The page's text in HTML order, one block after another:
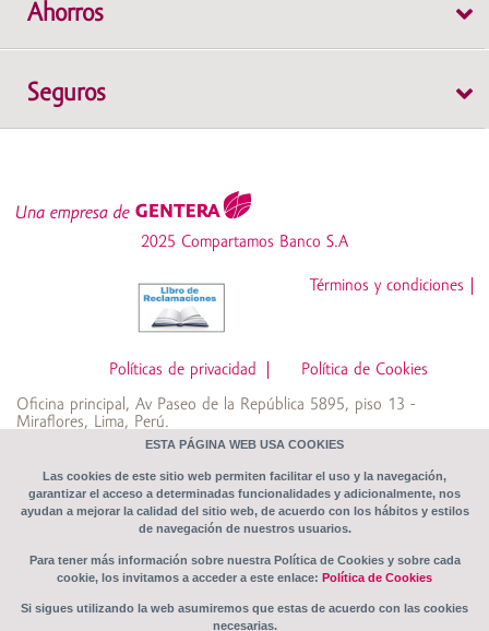
Grupal
Ahorros
Depósito a Plazo Fijo
Cuenta Emprendedores
Cuenta Crece Libre
Fondo Vivo Tranquilo
Seguros
Desgravamen
Z6_NOG4HK8209A550QV5BMRTNJNU0
2025 Compartamos Banco S.A
Términos y condiciones
Políticas de privacidad
Política de Cookies
Oficina principal, Av Paseo de la República 5895, piso 13 -
Miraflores, Lima, Perú.
Compartamos Banco S.A RUC: 20369155360
Transparencia
Sistema de Prevención de Riesgos Penales
Tips de seguridad
ESTA PÁGINA WEB USA COOKIES
Las cookies de este sitio web permiten facilitar el uso y la navegación,
garantizar el acceso a determinadas funcionalidades y adicionalmente, nos
ayudan a mejorar la calidad del sitio web, de acuerdo con los hábitos y estilos
de navegación de nuestros usuarios.
Para tener más información sobre nuestra Política de Cookies y sobre cada
cookie, los invitamos a acceder a este enlace: Política de Cookies
Si sigues utilizando la web asumiremos que estas de acuerdo con las cookies
necesarias.